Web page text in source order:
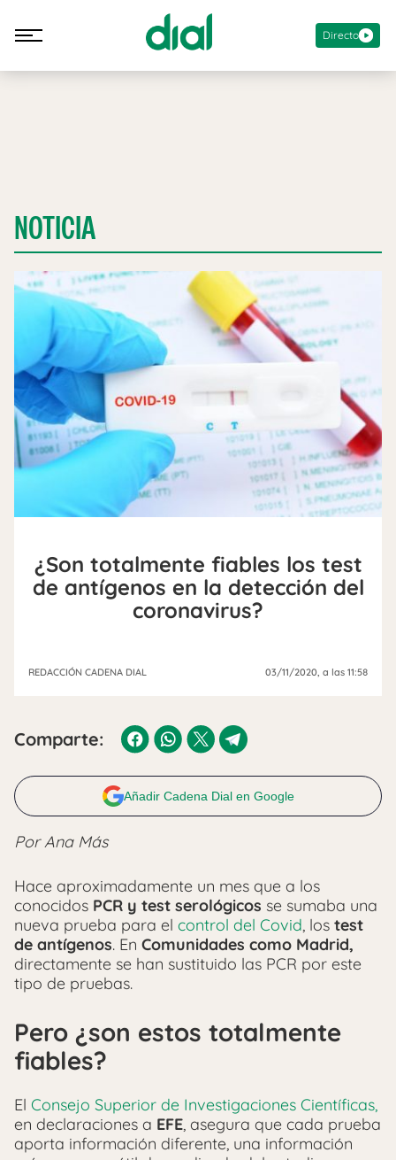
Directo
NOTICIA
¿Son totalmente fiables los test
de antígenos en la detección del
coronavirus?
REDACCIÓN CADENA DIAL 03/11/2020 , a las 11:58
Comparte:
Añadir Cadena Dial en Google
Por Ana Más
Hace aproximadamente un mes que a los
conocidos PCR y test serológicos se sumaba una
nueva prueba para el control del Covid, los test
de antígenos. En Comunidades como Madrid,
directamente se han sustituido las PCR por este
tipo de pruebas.
Pero ¿son estos totalmente
fiables?
El Consejo Superior de Investigaciones Científicas,
en declaraciones a EFE, asegura que cada prueba
aporta información diferente, una información